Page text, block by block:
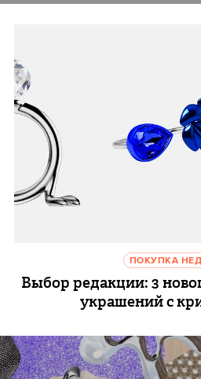
ПОКУПКА
Выбор редакции: 3
украшений с